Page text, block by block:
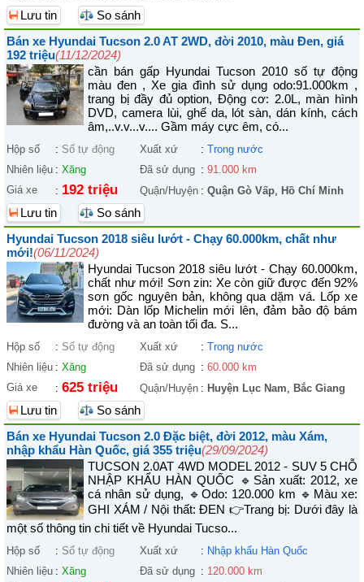
Lưu tin
So sánh
Bán xe Hyundai Tucson 2.0 AT 2WD, đời 2010, màu Đen, giá
192 triệu(11/12/2024)
cần bán gấp Hyundai Tucson 2010 số tự động
màu đen , Xe gia đình sử dụng odo:91.000km ,
trang bị đầy đủ option, Động cơ: 2.0L, màn hình
DVD, camera lùi, ghế da, lót sàn, dán kính, cách
âm,..v.v...v.... Gầm máy cực êm, có...
Hộp số : Số tự động Xuất xứ : Trong nước
Nhiên liệu : Xăng Đã sử dụng : 91.000 km
Giá xe
: 192 triệu Quận/Huyện : Quận Gò Vấp, Hồ Chí Minh
Lưu tin
So sánh
Hyundai Tucson 2018 siêu lướt - Chạy 60.000km, chất như
mới!(06/11/2024)
Hyundai Tucson 2018 siêu lướt - Chạy 60.000km,
chất như mới! Sơn zin: Xe còn giữ được đến 92%
sơn gốc nguyên bản, không qua dặm vá. Lốp xe
mới: Dàn lốp Michelin mới lên, đảm bảo độ bám
đường và an toàn tối đa. S...
Hộp số : Số tự động Xuất xứ : Trong nước
Nhiên liệu : Xăng Đã sử dụng : 60.000 km
Giá xe
: 625 triệu Quận/Huyện : Huyện Lục Nam, Bắc Giang
Lưu tin
So sánh
Bán xe Hyundai Tucson 2.0 Đặc biệt, đời 2012, màu Xám,
nhập khẩu Hàn Quốc, giá 355 triệu(29/09/2024)
TUCSON 2.0AT 4WD MODEL 2012 - SUV 5 CHỖ
NHẬP KHẨU HÀN QUỐC 🔹Sản xuất: 2012, xe
cá nhân sử dụng, 🔹Odo: 120.000 km 🔹Màu xe:
GHI XÁM / Nội thất: ĐEN 👉Trang bị: Dưới đây là
một số thông tin chi tiết về Hyundai Tucso...
Hộp số : Số tự động Xuất xứ : Nhập khẩu Hàn Quốc
Nhiên liệu : Xăng Đã sử dụng : 120.000 km